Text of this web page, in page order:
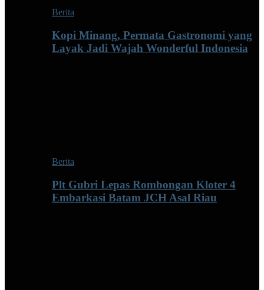
Berita
Kopi Minang, Permata Gastronomi yang
Layak Jadi Wajah Wonderful Indonesia
Berita
Plt Gubri Lepas Rombongan Kloter 4
Embarkasi Batam JCH Asal Riau